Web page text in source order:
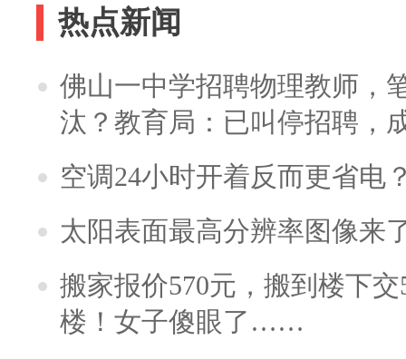
热点新闻
佛山一中学招聘物理教师，
汰？教育局：已叫停招聘，
空调24小时开着反而更省电
太阳表面最高分辨率图像来
搬家报价570元，搬到楼下
楼！女子傻眼了……